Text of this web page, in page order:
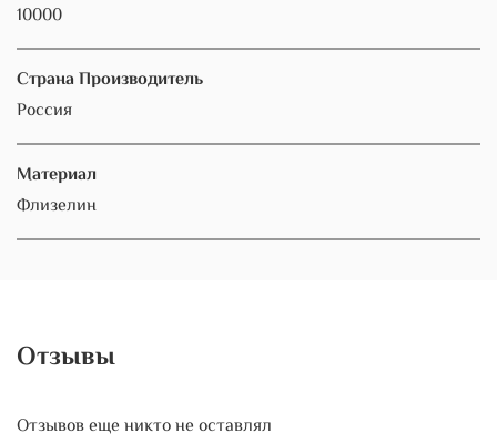
10000
Страна Производитель
Россия
Материал
Флизелин
Отзывы
Отзывов еще никто не оставлял